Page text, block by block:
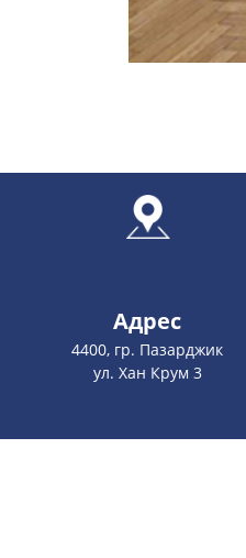
Адрес
4400, гр. Пазарджик
ул. Хан Крум 3